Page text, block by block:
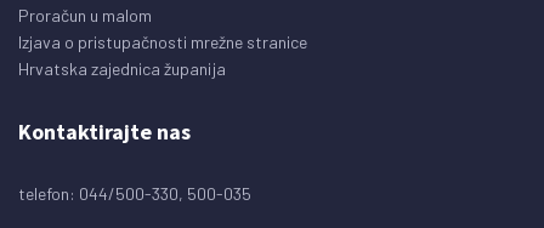
Proračun u malom
Izjava o pristupačnosti mrežne stranice
Hrvatska zajednica županija
Kontaktirajte nas
telefon: 044/500-330, 500-035